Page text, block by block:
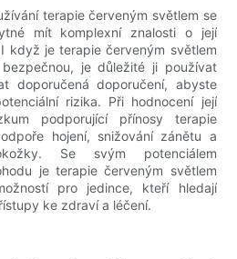
terapie červeným světlem se
mít komplexní znalosti o její
když je terapie červeným světlem
je důležité ji používat
doporučená doporučení, abyste
rizika. Při hodnocení její
podporující přínosy terapie
hojení, snižování zánětu a
Se svým potenciálem
je terapie červeným světlem
pro jedince, kteří hledají
ke zdraví a léčení.